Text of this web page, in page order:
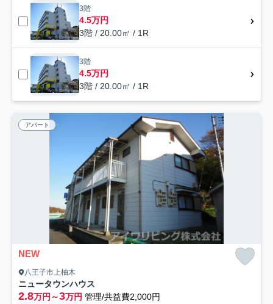
3階
4.5万円
3階 / 20.00㎡ / 1R
3階
4.5万円
3階 / 20.00㎡ / 1R
アパート
NEW
八王子市上柚木
ニュータウンハウス
2.8万円～3万円 管理/共益費2,000円